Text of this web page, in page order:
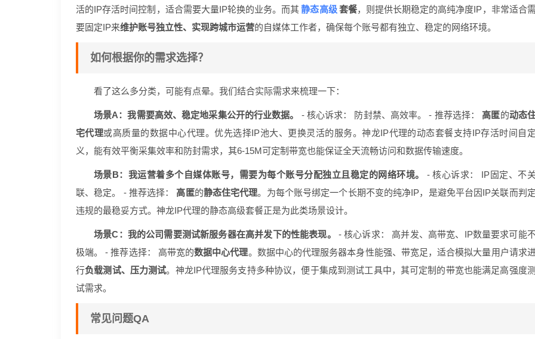
活的IP存活时间控制，适合需要大量IP轮换的业务。而其 静态高级套餐，则提供长期稳定的高纯净度IP，非常适合需
要固定IP来维护账号独立性、实现跨城市运营的自媒体工作者，确保每个账号都有独立、稳定的网络环境。
如何根据你的需求选择？
看了这么多分类，可能有点晕。我们结合实际需求来梳理一下：
场景A：我需要高效、稳定地采集公开的行业数据。 - 核心诉求： 防封禁、高效率。 - 推荐选择： 高匿的动态
宅代理或高质量的数据中心代理。优先选择IP池大、更换灵活的服务。神龙IP代理的动态套餐支持IP存活时间自定
义，能有效平衡采集效率和防封需求，其6-15M可定制带宽也能保证全天流畅访问和数据传输速度。
场景B：我运营着多个自媒体账号，需要为每个账号分配独立且稳定的网络环境。
- 核心诉求： IP固定、不关
联、稳定。 - 推荐选择： 高匿的静态住宅代理。为每个账号绑定一个长期不变的纯净IP，是避免平台因IP关联而判定
违规的最稳妥方式。神龙IP代理的静态高级套餐正是为此类场景设计。
场景C：我的公司需要测试新服务器在高并发下的性能表现。
- 核心诉求： 高并发、高带宽、IP数量要求可能
极端。 - 推荐选择： 高带宽的数据中心代理。数据中心的代理服务器本身性能强、带宽足，适合模拟大量用户请求
行负载测试、压力测试。神龙IP代理服务支持多种协议，便于集成到测试工具中，其可定制的带宽也能满足高强度测
试需求。
常见问题QA